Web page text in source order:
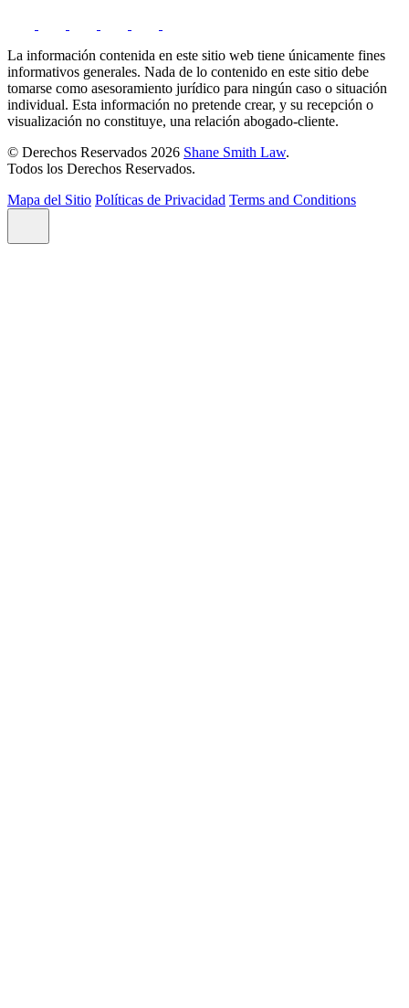
La información contenida en este sitio web tiene únicamente fines
informativos generales. Nada de lo contenido en este sitio debe
tomarse como asesoramiento jurídico para ningún caso o situación
individual. Esta información no pretende crear, y su recepción o
visualización no constituye, una relación abogado-cliente.
© Derechos Reservados 2026 Shane Smith Law.
Todos los Derechos Reservados.
Mapa del Sitio Políticas de Privacidad Terms and Conditions